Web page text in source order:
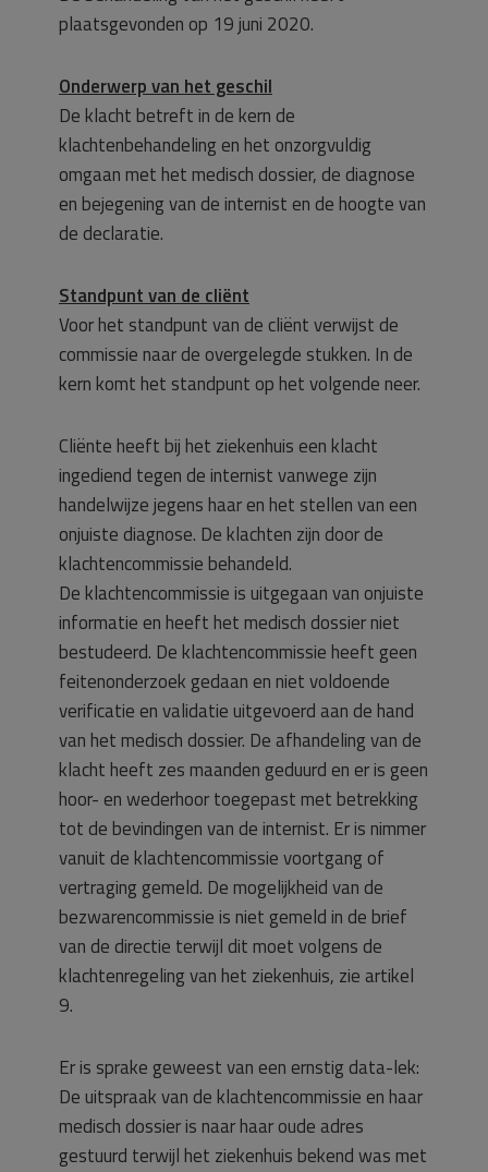
plaatsgevonden op 19 juni 2020.
Onderwerp van het geschil
De klacht betreft in de kern de
klachtenbehandeling en het onzorgvuldig
omgaan met het medisch dossier, de diagnose
en bejegening van de internist en de hoogte van
de declaratie.
Standpunt van de cliënt
Voor het standpunt van de cliënt verwijst de
commissie naar de overgelegde stukken. In de
kern komt het standpunt op het volgende neer.
Cliënte heeft bij het ziekenhuis een klacht
ingediend tegen de internist vanwege zijn
handelwijze jegens haar en het stellen van een
onjuiste diagnose. De klachten zijn door de
klachtencommissie behandeld.
De klachtencommissie is uitgegaan van onjuiste
informatie en heeft het medisch dossier niet
bestudeerd. De klachtencommissie heeft geen
feitenonderzoek gedaan en niet voldoende
verificatie en validatie uitgevoerd aan de hand
van het medisch dossier. De afhandeling van de
klacht heeft zes maanden geduurd en er is geen
hoor- en wederhoor toegepast met betrekking
tot de bevindingen van de internist. Er is nimmer
vanuit de klachtencommissie voortgang of
vertraging gemeld. De mogelijkheid van de
bezwarencommissie is niet gemeld in de brief
van de directie terwijl dit moet volgens de
klachtenregeling van het ziekenhuis, zie artikel
9.
Er is sprake geweest van een ernstig data-lek:
De uitspraak van de klachtencommissie en haar
medisch dossier is naar haar oude adres
gestuurd terwijl het ziekenhuis bekend was met